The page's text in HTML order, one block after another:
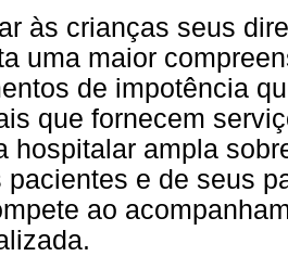
às crianças seus
uma maior
de impotência
que fornecem
hospitalar ampla
pacientes e de seus
ao